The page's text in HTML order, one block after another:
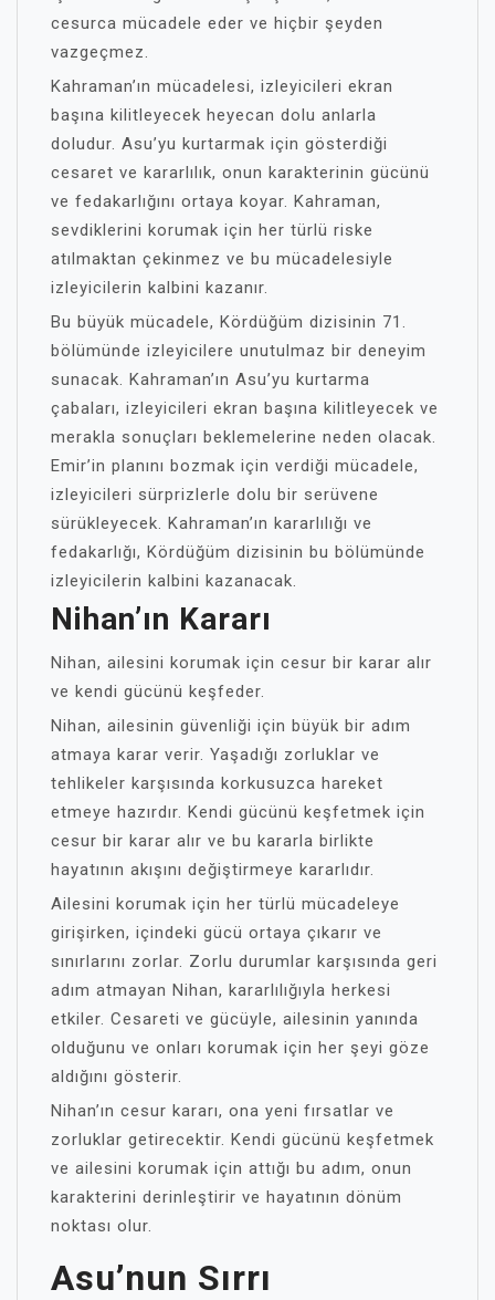
cesurca mücadele eder ve hiçbir şeyden
vazgeçmez.
Kahraman’ın mücadelesi, izleyicileri ekran
başına kilitleyecek heyecan dolu anlarla
doludur. Asu’yu kurtarmak için gösterdiği
cesaret ve kararlılık, onun karakterinin gücünü
ve fedakarlığını ortaya koyar. Kahraman,
sevdiklerini korumak için her türlü riske
atılmaktan çekinmez ve bu mücadelesiyle
izleyicilerin kalbini kazanır.
Bu büyük mücadele, Kördüğüm dizisinin 71.
bölümünde izleyicilere unutulmaz bir deneyim
sunacak. Kahraman’ın Asu’yu kurtarma
çabaları, izleyicileri ekran başına kilitleyecek ve
merakla sonuçları beklemelerine neden olacak.
Emir’in planını bozmak için verdiği mücadele,
izleyicileri sürprizlerle dolu bir serüvene
sürükleyecek. Kahraman’ın kararlılığı ve
fedakarlığı, Kördüğüm dizisinin bu bölümünde
izleyicilerin kalbini kazanacak.
Nihan’ın Kararı
Nihan, ailesini korumak için cesur bir karar alır
ve kendi gücünü keşfeder.
Nihan, ailesinin güvenliği için büyük bir adım
atmaya karar verir. Yaşadığı zorluklar ve
tehlikeler karşısında korkusuzca hareket
etmeye hazırdır. Kendi gücünü keşfetmek için
cesur bir karar alır ve bu kararla birlikte
hayatının akışını değiştirmeye kararlıdır.
Ailesini korumak için her türlü mücadeleye
girişirken, içindeki gücü ortaya çıkarır ve
sınırlarını zorlar. Zorlu durumlar karşısında geri
adım atmayan Nihan, kararlılığıyla herkesi
etkiler. Cesareti ve gücüyle, ailesinin yanında
olduğunu ve onları korumak için her şeyi göze
aldığını gösterir.
Nihan’ın cesur kararı, ona yeni fırsatlar ve
zorluklar getirecektir. Kendi gücünü keşfetmek
ve ailesini korumak için attığı bu adım, onun
karakterini derinleştirir ve hayatının dönüm
noktası olur.
Asu’nun Sırrı